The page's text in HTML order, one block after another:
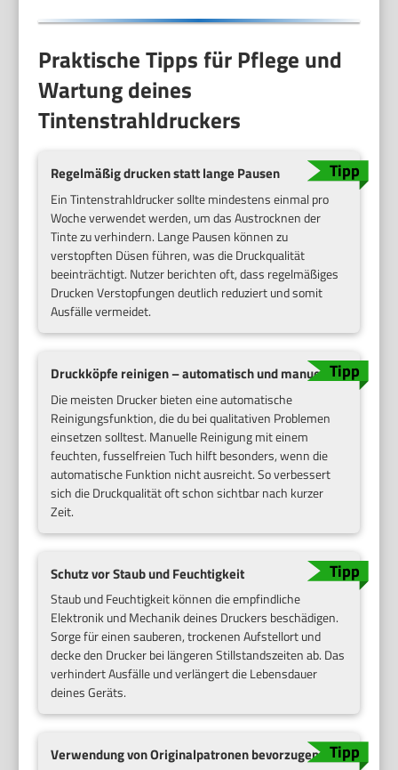
Praktische Tipps für Pflege und
Wartung deines
Tintenstrahldruckers
Regelmäßig drucken statt lange Pausen
Ein Tintenstrahldrucker sollte mindestens einmal pro
Woche verwendet werden, um das Austrocknen der
Tinte zu verhindern. Lange Pausen können zu
verstopften Düsen führen, was die Druckqualität
beeinträchtigt. Nutzer berichten oft, dass regelmäßiges
Drucken Verstopfungen deutlich reduziert und somit
Ausfälle vermeidet.
Druckköpfe reinigen – automatisch und manuell
Die meisten Drucker bieten eine automatische
Reinigungsfunktion, die du bei qualitativen Problemen
einsetzen solltest. Manuelle Reinigung mit einem
feuchten, fusselfreien Tuch hilft besonders, wenn die
automatische Funktion nicht ausreicht. So verbessert
sich die Druckqualität oft schon sichtbar nach kurzer
Zeit.
Schutz vor Staub und Feuchtigkeit
Staub und Feuchtigkeit können die empfindliche
Elektronik und Mechanik deines Druckers beschädigen.
Sorge für einen sauberen, trockenen Aufstellort und
decke den Drucker bei längeren Stillstandszeiten ab. Das
verhindert Ausfälle und verlängert die Lebensdauer
deines Geräts.
Verwendung von Originalpatronen bevorzugen